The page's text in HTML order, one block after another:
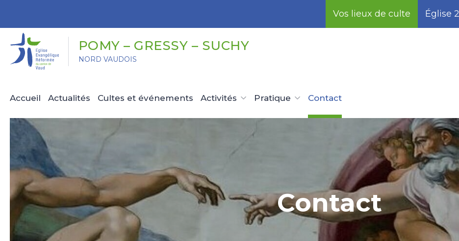
Vos lieux de culte Église
POMY – GRESSY – SUCHY
NORD VAUDOIS
Accueil Actualités Cultes et événements Activités Pratique Contact
Contact